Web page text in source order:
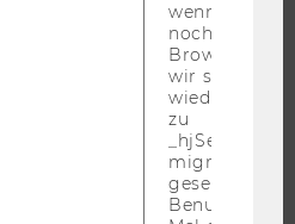
EXCHANGE STUDIERENDE
STUDIENINTERESSIERTE
wenn ein
noch in
Browser hat,
wir seinen
zu
migrieren.
gesetzt,
Benutzer